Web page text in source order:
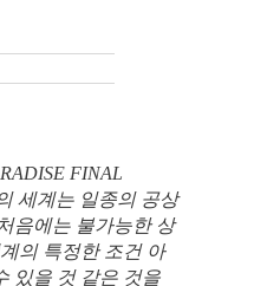
FINAL
세계는 일종의 공상
음에는 불가능한 상
의 특정한 조건 아
있을 것 같은 것을